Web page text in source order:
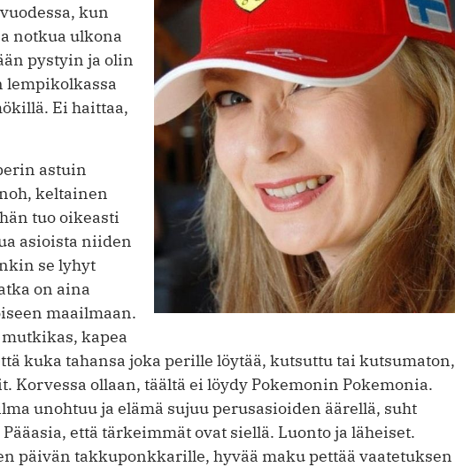
kun
notkua ulkona
pystyin ja olin
lempikolkassa
Ei haittaa,
astuin
keltainen
tuo oikeasti
asioista niiden
se lyhyt
on aina
maailmaan.
kapea
kuka tahansa joka perille löytää, kutsuttu tai kutsumaton,
Korvessa ollaan, täältä ei löydy Pokemonin Pokemonia.
unohtuu ja elämä sujuu perusasioiden äärellä, suht
että tärkeimmät ovat siellä. Luonto ja läheiset.
päivän takkuponkkarille, hyvää maku pettää vaatetuksen